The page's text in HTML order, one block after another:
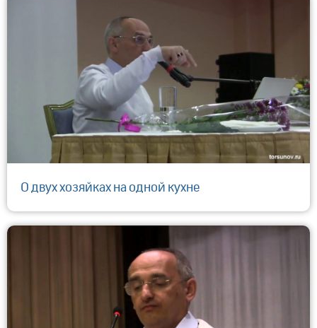
О двух хозяйках на одной кухне